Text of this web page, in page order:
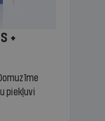
+
piekļuvi